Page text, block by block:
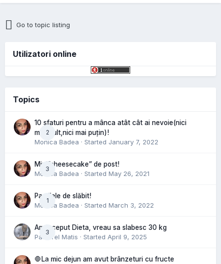
Go to topic listing
Utilizatori online
Topics
2
10 sfaturi pentru a mânca atât cât ai nevoie(nici
mai mult,nici mai puțin)!
Monica Badea · Started January 7, 2022
3
Mini”cheesecake” de post!
Monica Badea · Started May 26, 2021
1
Pastilele de slăbit!
Monica Badea · Started March 3, 2022
3
Am inceput Dieta, vreau sa slabesc 30 kg
Pastorel Matis · Started April 9, 2025
🛑La mic dejun am avut brânzeturi cu fructe